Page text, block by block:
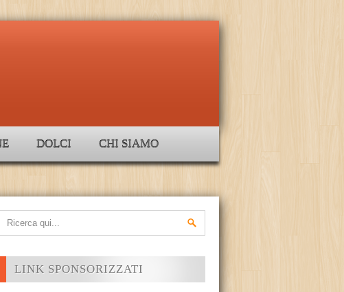
DOLCI CHI SIAMO
LINK SPONSORIZZATI